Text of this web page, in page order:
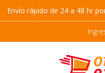
Envío rápido de 24 a 48 hr